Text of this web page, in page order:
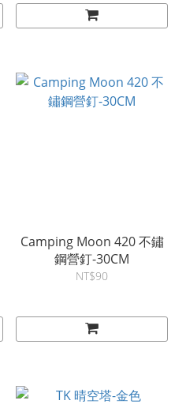
Camping Moon 420 不鏽
鋼營釘-30CM
NT$90